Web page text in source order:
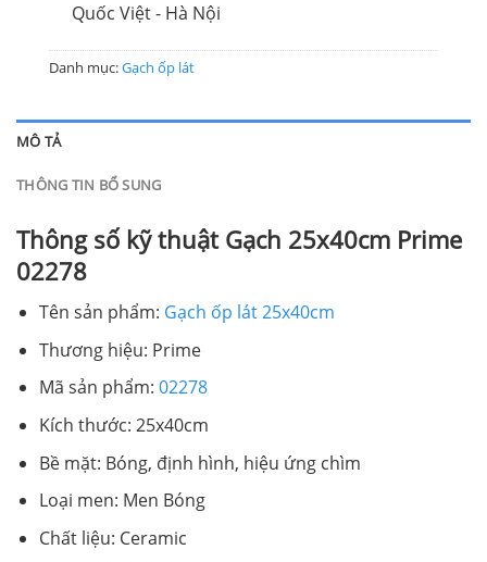
Quốc Việt - Hà Nội
Danh mục:Gạch ốp lát
MÔ TẢ
THÔNG TIN BỔ SUNG
Thông số kỹ thuật Gạch 25x40cm Prime
02278
Tên sản phẩm: Gạch ốp lát 25x40cm
Thương hiệu: Prime
Mã sản phẩm: 02278
Kích thước: 25x40cm
Bề mặt: Bóng, định hình, hiệu ứng chìm
Loại men: Men Bóng
Chất liệu: Ceramic